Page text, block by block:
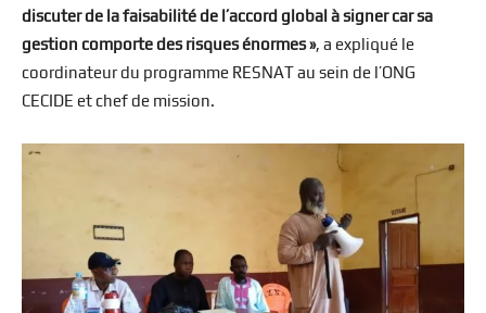
discuter de la faisabilité de l’accord global à signer car sa
gestion comporte des risques énormes », a expliqué le
coordinateur du programme RESNAT au sein de l’ONG
CECIDE et chef de mission.